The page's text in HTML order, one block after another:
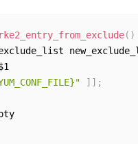
( )
] ] ;